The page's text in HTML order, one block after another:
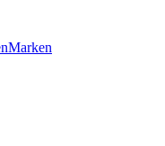
Marken